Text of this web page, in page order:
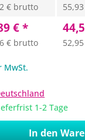
€ brutto
€ *
€ brutto
MwSt.
1-2 Tage
In den